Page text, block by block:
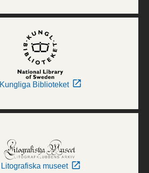
Kungliga Biblioteket
Litografiska museet